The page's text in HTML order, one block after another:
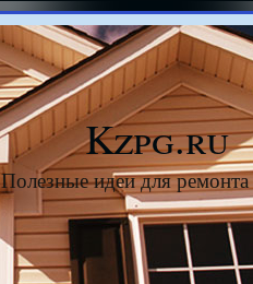
Kzpg.ru
Полезные идеи для